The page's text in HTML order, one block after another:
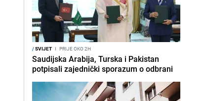
/SVIJET I PRIJE OKO 2H
Saudijska Arabija, Turska i Pakistan
potpisali zajednički sporazum o odbrani